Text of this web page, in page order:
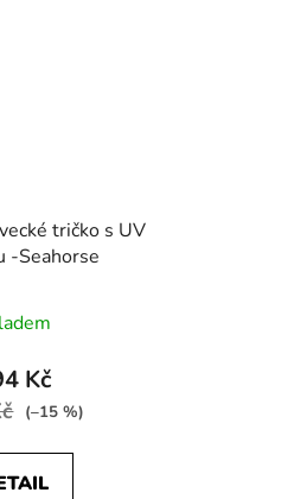
tričko s UV
-Seahorse
Kč
(–15 %)